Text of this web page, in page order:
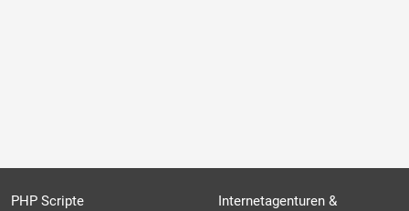
PHP Scripte
Internetagenturen &